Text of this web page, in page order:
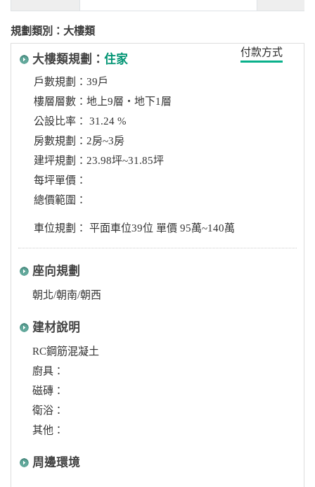
規劃類別：大樓類
付款方式
大樓類規劃： 住家
戶數規劃：39戶
樓層層數：地上9層‧地下1層
公設比率： 31.24 %
房數規劃：2房~3房
建坪規劃：23.98坪~31.85坪
每坪單價：
總價範圍：
車位規劃： 平面車位39位 單價 95萬~140萬
座向規劃
朝北/朝南/朝西
建材說明
RC鋼筋混凝土
廚具：
磁磚：
衛浴：
其他：
周邊環境